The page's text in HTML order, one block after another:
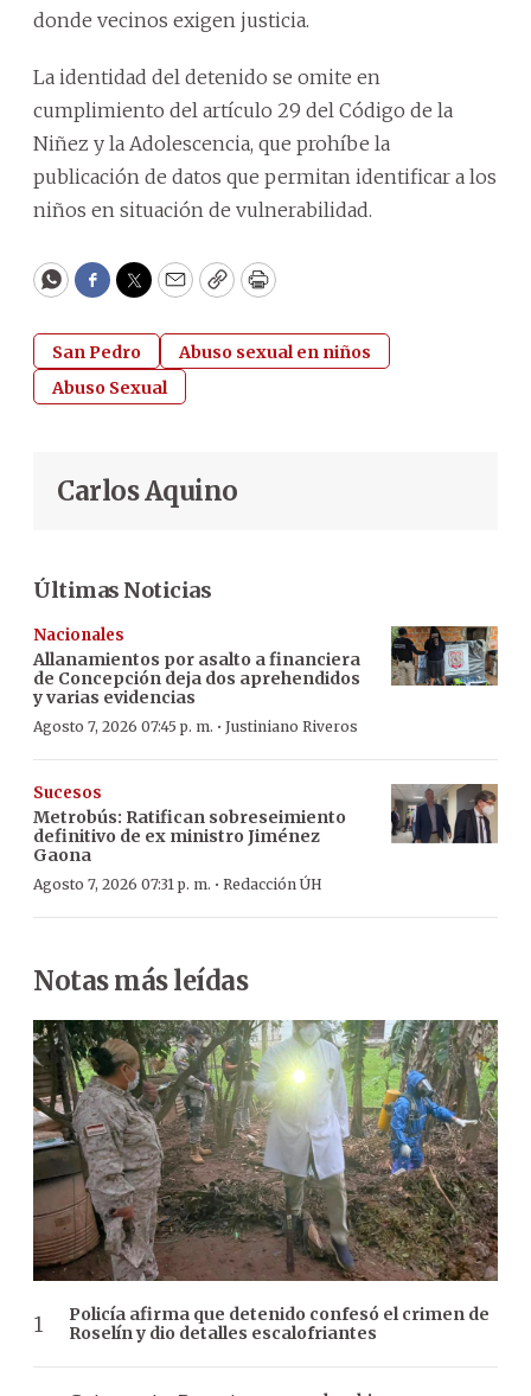
donde vecinos exigen justicia.
La identidad del detenido se omite en
cumplimiento del artículo 29 del Código de la
Niñez y la Adolescencia, que prohíbe la
publicación de datos que permitan identificar a los
niños en situación de vulnerabilidad.
WhatsApp
Facebook
Twitter
EmailCopyPrint
San Pedro
Abuso sexual en niños
Abuso Sexual
Carlos Aquino
Últimas Noticias
Nacionales
Allanamientos por asalto a financiera
de Concepción deja dos aprehendidos
y varias evidencias
Agosto 7, 2026 07:45 p. m. · Justiniano Riveros
Sucesos
Metrobús: Ratifican sobreseimiento
definitivo de ex ministro Jiménez
Gaona
Agosto 7, 2026 07:31 p. m. · Redacción ÚH
Notas más leídas
Policía afirma que detenido confesó el crimen de
Roselín y dio detalles escalofriantes